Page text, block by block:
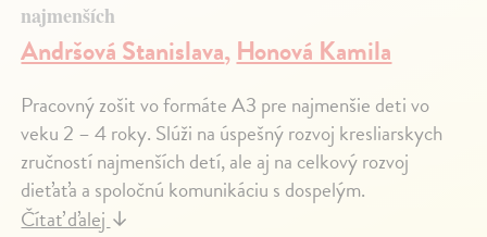
najmenších
Andršová Stanislava,Honová Kamila
Pracovný zošit vo formáte A3 pre najmenšie deti vo
veku 2 – 4 roky. Slúži na úspešný rozvoj kresliarskych
zručností najmenších detí, ale aj na celkový rozvoj
dieťaťa a spoločnú komunikáciu s dospelým.
Čítať ďalej↓